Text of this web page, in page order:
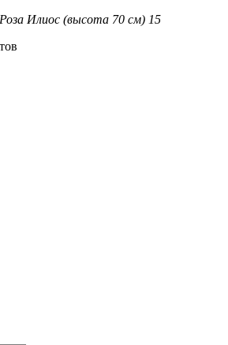
Роза Илиос (высота 70 см) 15